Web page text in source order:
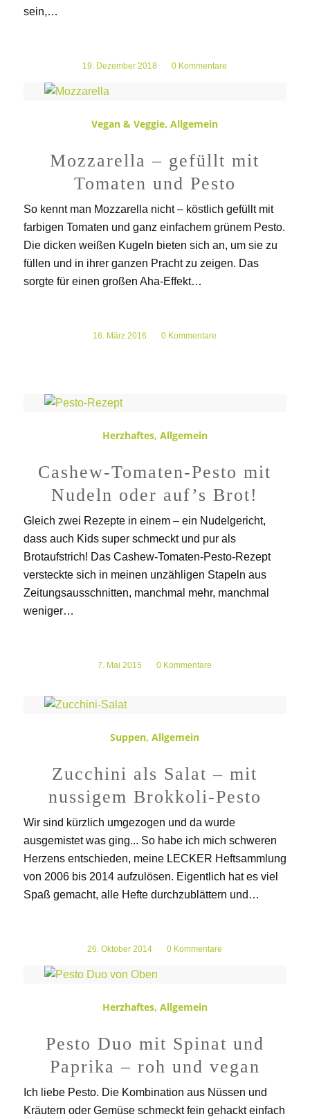
sein,…
19. Dezember 2018
/ 0 Kommentare
Vegan & Veggie,Allgemein
Mozzarella – gefüllt mit
Tomaten und Pesto
So kennt man Mozzarella nicht – köstlich gefüllt mit
farbigen Tomaten und ganz einfachem grünem Pesto.
Die dicken weißen Kugeln bieten sich an, um sie zu
füllen und in ihrer ganzen Pracht zu zeigen. Das
sorgte für einen großen Aha-Effekt…
16. März 2016
/ 0 Kommentare
Herzhaftes, Allgemein
Cashew-Tomaten-Pesto mit
Nudeln oder auf’s Brot!
Gleich zwei Rezepte in einem – ein Nudelgericht,
dass auch Kids super schmeckt und pur als
Brotaufstrich! Das Cashew-Tomaten-Pesto-Rezept
versteckte sich in meinen unzähligen Stapeln aus
Zeitungsausschnitten, manchmal mehr, manchmal
weniger…
7. Mai 2015 0 Kommentare
Suppen,Allgemein
Zucchini als Salat – mit
nussigem Brokkoli-Pesto
Wir sind kürzlich umgezogen und da wurde
ausgemistet was ging... So habe ich mich schweren
Herzens entschieden, meine LECKER Heftsammlung
von 2006 bis 2014 aufzulösen. Eigentlich hat es viel
Spaß gemacht, alle Hefte durchzublättern und…
26. Oktober 2014
/ 0 Kommentare
Herzhaftes, Allgemein
Pesto Duo mit Spinat und
Paprika – roh und vegan
Ich liebe Pesto. Die Kombination aus Nüssen und
Kräutern oder Gemüse schmeckt fein gehackt einfach